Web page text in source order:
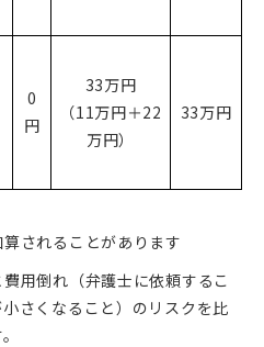
0
円
33万円
（11万円＋22
万円）
33万円
されることがあります
用倒れ（弁護士に依頼するこ
さくなること）のリスクを比